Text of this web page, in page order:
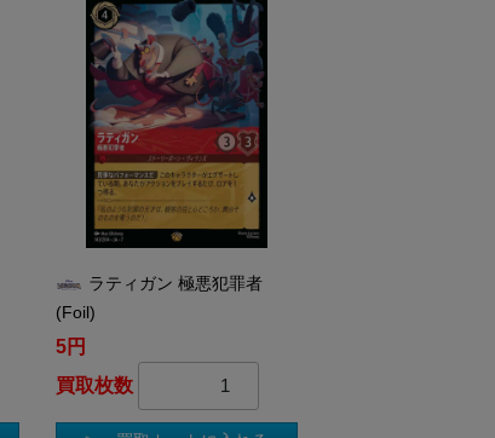
ラティガン 極悪犯罪者
(Foil)
5円
買取枚数